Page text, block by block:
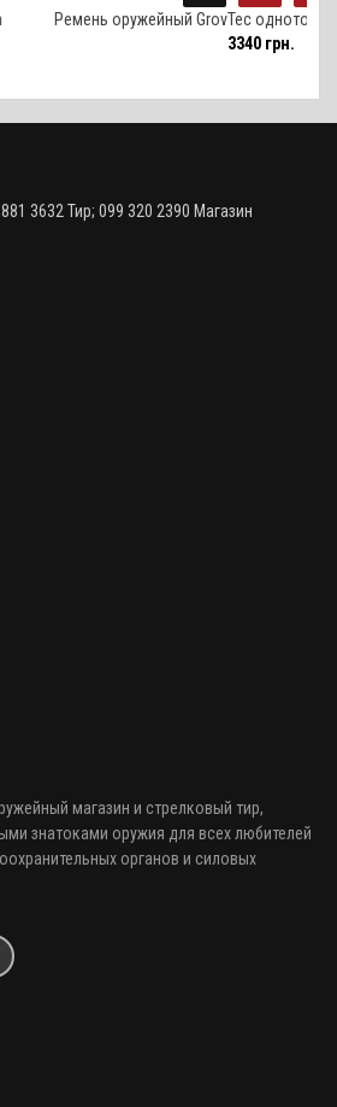
оружейный GrovTec одноточечный с QD
3632 Тир; 099 320 2390 Магазин
магазин и стрелковый тир,
знатоками оружия для всех любителей
органов и силовых